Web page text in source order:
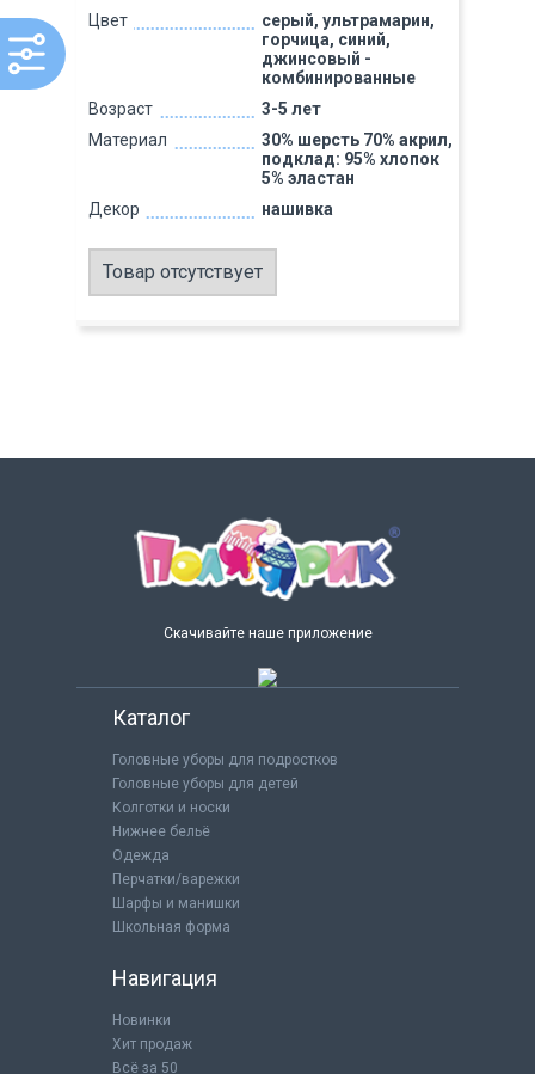
Цвет
серый, ультрамарин,
горчица, синий,
джинсовый -
комбинированные
Возраст
3-5 лет
Материал
30% шерсть 70% акрил,
подклад: 95% хлопок
5% эластан
Декор
нашивка
Товар отсутствует
Скачивайте наше приложение
Каталог
Головные уборы для подростков
Головные уборы для детей
Колготки и носки
Нижнее бельё
Одежда
Перчатки/варежки
Шарфы и манишки
Школьная форма
Навигация
Новинки
Хит продаж
Всё за 50